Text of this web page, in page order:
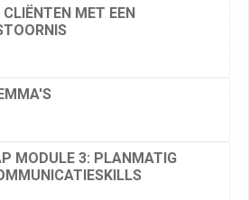
MET EEN
MODULE 3: PLANMATIG